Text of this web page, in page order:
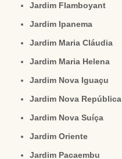
Jardim Flamboyant
Jardim Ipanema
Jardim Maria Cláudia
Jardim Maria Helena
Jardim Nova Iguaçu
Jardim Nova República
Jardim Nova Suíça
Jardim Oriente
Jardim Pacaembu